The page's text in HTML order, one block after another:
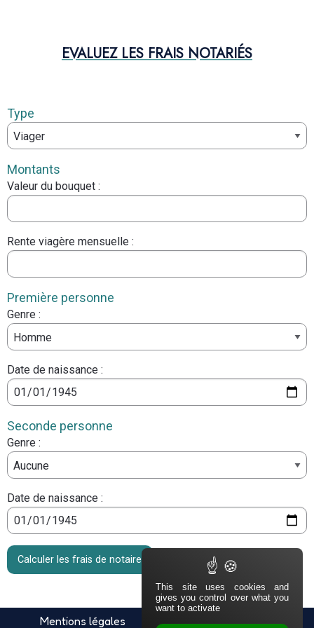
EVALUEZ LES FRAIS NOTARIÉS
Type
Montants
Valeur du bouquet :
Rente viagère mensuelle :
Première personne
Genre :
Date de naissance :
Seconde personne
Genre :
Date de naissance :
Calculer les frais de notaire
PIED DE PAGE
Navigation secondaire
Mentions légales Politique de confidentialité
This site uses cookies and
gives you control over what you
want to activate